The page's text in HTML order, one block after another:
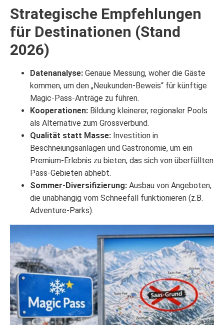
Strategische Empfehlungen
für Destinationen (Stand
2026)
Datenanalyse: Genaue Messung, woher die Gäste
kommen, um den „Neukunden-Beweis“ für künftige
Magic-Pass-Anträge zu führen.
Kooperationen: Bildung kleinerer, regionaler Pools
als Alternative zum Grossverbund.
Qualität statt Masse: Investition in
Beschneiungsanlagen und Gastronomie, um ein
Premium-Erlebnis zu bieten, das sich von überfüllten
Pass-Gebieten abhebt.
Sommer-Diversifizierung: Ausbau von Angeboten,
die unabhängig vom Schneefall funktionieren (z.B.
Adventure-Parks).